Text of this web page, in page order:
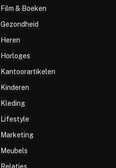
Film & Boeken
Gezondheid
Heren
Horloges
Kantoorartikelen
Kinderen
Kleding
Lifestyle
Marketing
Meubels